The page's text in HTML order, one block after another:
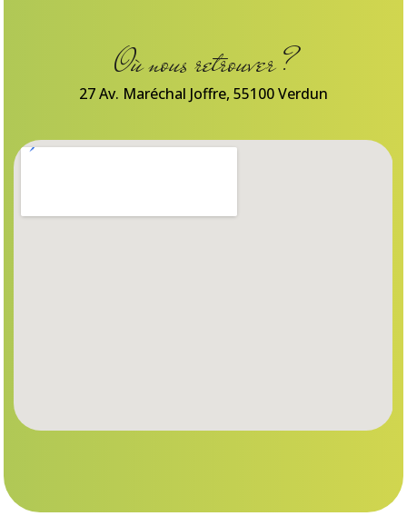
Où nous retrouver ?
27 Av. Maréchal Joffre, 55100 Verdun